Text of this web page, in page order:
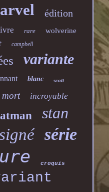
édition
rare wolverine
campbell
variante
blanc scott
mort incroyable
stan
série
croquis